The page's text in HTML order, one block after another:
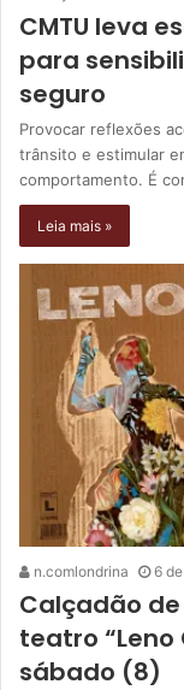
CMTU leva
para
seguro
Provocar reflexões
trânsito e estimular
comportamento. É
Leia mais »
n.comlondrina 6
Calçadão
teatro “Leno
sábado (8)